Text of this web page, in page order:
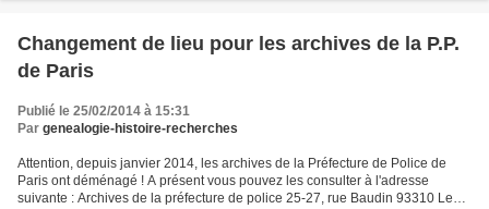
Changement de lieu pour les archives de la P.P.
de Paris
Publié le 25/02/2014 à 15:31
Par genealogie-histoire-recherches
Attention, depuis janvier 2014, les archives de la Préfecture de Police de
Paris ont déménagé ! A présent vous pouvez les consulter à l'adresse
suivante : Archives de la préfecture de police 25-27, rue Baudin 93310 Le